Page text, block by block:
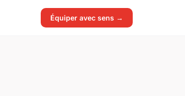
Équiper avec sens →